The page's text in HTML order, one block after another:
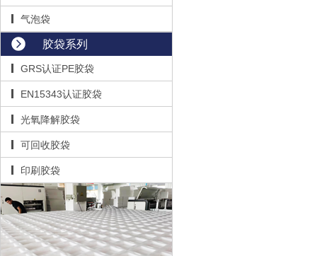
气泡袋
胶袋系列
GRS认证PE胶袋
EN15343认证胶袋
光氧降解胶袋
可回收胶袋
印刷胶袋